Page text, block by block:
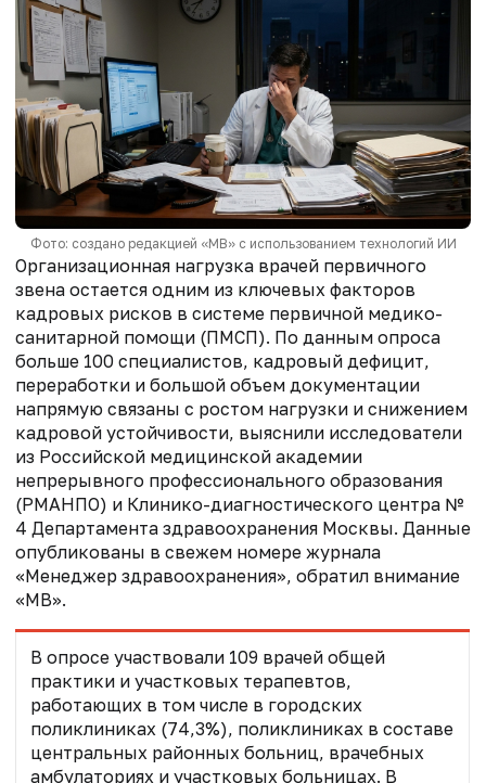
Фото: создано редакцией «МВ» с использованием технологий ИИ
Организационная нагрузка врачей первичного
звена остается одним из ключевых факторов
кадровых рисков в системе первичной медико-
санитарной помощи (ПМСП). По данным опроса
больше 100 специалистов, кадровый дефицит,
переработки и большой объем документации
напрямую связаны с ростом нагрузки и снижением
кадровой устойчивости, выяснили исследователи
из Российской медицинской академии
непрерывного профессионального образования
(РМАНПО) и Клинико-диагностического центра №
4 Департамента здравоохранения Москвы. Данные
опубликованы в свежем номере журнала
«Менеджер здравоохранения», обратил внимание
«МВ».
В опросе участвовали 109 врачей общей
практики и участковых терапевтов,
работающих в том числе в городских
поликлиниках (74,3%), поликлиниках в составе
центральных районных больниц, врачебных
амбулаториях и участковых больницах. В